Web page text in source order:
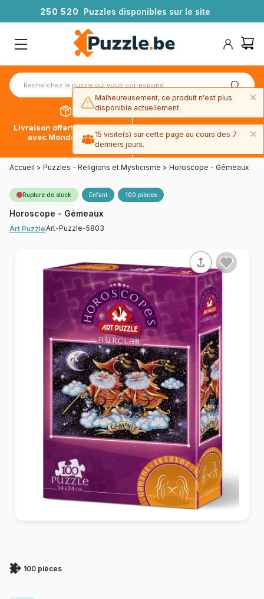
250 520 Puzzles disponibles sur le site
Livraison offerte dès 39€*
avec Mondial Relay
Paiement en 4x sans frais
avec Paypal
Accueil > Puzzles - Religions et Mysticisme > Horoscope - Gémeaux
Rupture de stock Enfant 100 pièces
Horoscope - Gémeaux
Art PuzzleArt-Puzzle-5803
100 pièces
×
Malheureusement, ce produit n'est plus
disponible actuellement.
×
15 visite(s) sur cette page au cours des 7
derniers jours.